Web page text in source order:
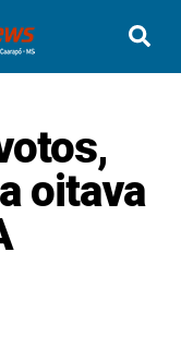
oitava